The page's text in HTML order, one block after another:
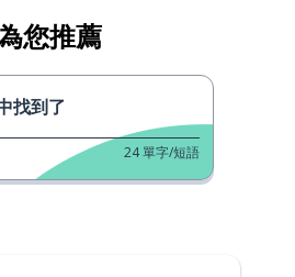
您推薦
找到了
24單字/短語